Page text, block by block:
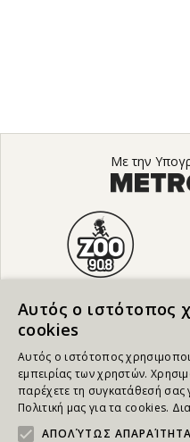
Με την
Αυτός ο ιστότοπος
cookies
Αυτός ο ιστότοπος
εμπειρίας των χρηστών.
παρέχετε τη συγκατάθεσή
Πολιτική μας για τα cookies.
ΑΠΟΛΎΤΩΣ ΑΠΑΡΑΊΤΗΤΑ